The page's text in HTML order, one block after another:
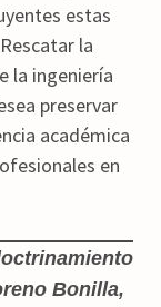
estas
la
la ingeniería
preservar
académica
en
Bonilla,